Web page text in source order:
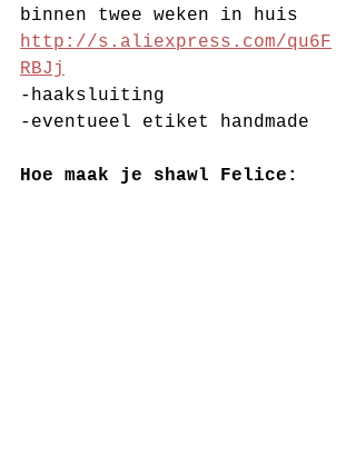
binnen twee weken in huis
http://s.aliexpress.com/qu6F
RBJj
-haaksluiting
-eventueel etiket handmade
Hoe maak je shawl Felice: